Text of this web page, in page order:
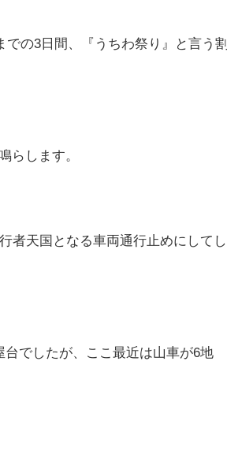
の3日間、『うちわ祭り』と言う割
らします。
者天国となる車両通行止めにしてし
でしたが、ここ最近は山車が6地